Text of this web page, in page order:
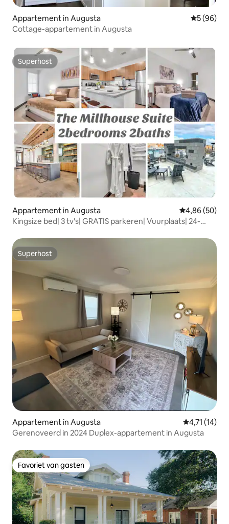
Appartement in Augusta
5 (96)
Cottage-appartement in Augusta
Superhost
Superhost
Appartement in Augusta Gemiddelde
4,86 (50)
Kingsize bed| 3 tv's| GRATIS parkeren| Vuurplaats| 24-
Superhost
Superhost
Appartement in Augusta Gemiddelde
4,71 (14)
Gerenoveerd in 2024 Duplex-appartement in Augusta
Favoriet van gasten
Favoriet van gasten